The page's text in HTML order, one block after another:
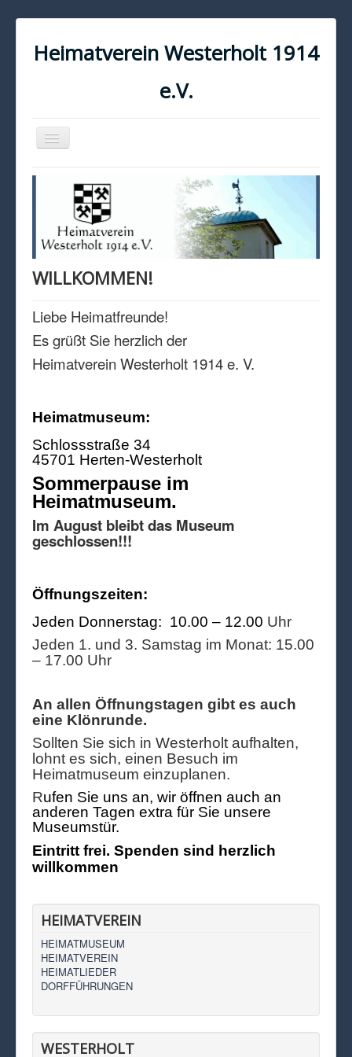
Heimatverein Westerholt 1914
e.V.
Navigation
an/aus
KONTAKT
IMPRESSUM
DATENSCHUTZ
WILLKOMMEN!
Liebe Heimatfreunde!
Es grüßt Sie herzlich der
Heimatverein Westerholt 1914 e. V.
Heimatmuseum:
Schlossstraße 34
45701 Herten-Westerholt
Sommerpause im
Heimatmuseum.
Im August bleibt das Museum
geschlossen!!!
Öffnungszeiten:
Jeden Donnerstag: 10.00 – 12.00 Uhr
Jeden 1. und 3. Samstag im Monat: 15.00
– 17.00 Uhr
An allen Öffnungstagen gibt es auch
eine Klönrunde.
Sollten Sie sich in Westerholt aufhalten,
lohnt es sich, einen Besuch im
Heimatmuseum einzuplanen.
Rufen Sie uns an, wir öffnen auch an
anderen Tagen extra für Sie unsere
Museumstür.
Eintritt frei. Spenden sind herzlich
willkommen
HEIMATVEREIN
HEIMATMUSEUM
HEIMATVEREIN
HEIMATLIEDER
DORFFÜHRUNGEN
WESTERHOLT